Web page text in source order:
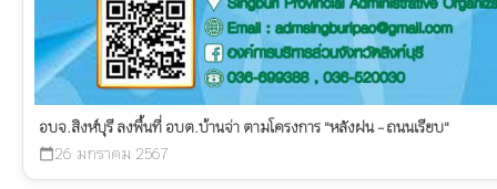
อบจ.สิงห์บุรี ลงพื้นที่ อบต.บ้านจ่า ตามโครงการ "หลังฝน - ถนนเรียบ"
calendar_today 26 มกราคม 2567